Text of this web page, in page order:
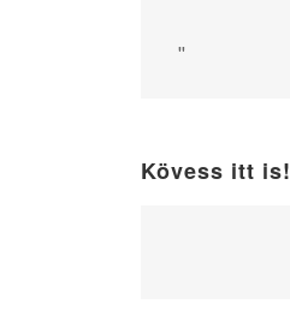
"
Kövess itt is!